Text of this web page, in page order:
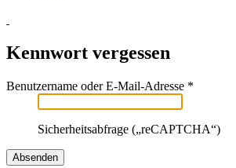
Kennwort vergessen
Benutzername oder E-Mail-Adresse *
Sicherheitsabfrage („reCAPTCHA“)